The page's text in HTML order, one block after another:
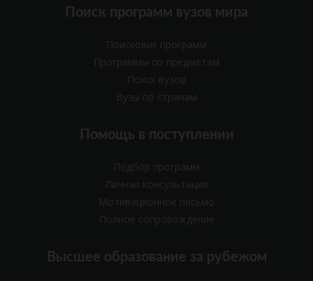
Поиск программ вузов мира
Поисковик программ
Программы по предметам
Поиск вузов
Вузы по странам
Помощь в поступлении
Подбор программ
Личная консультация
Мотивационное письмо
Полное сопровождение
Высшее образование за рубежом